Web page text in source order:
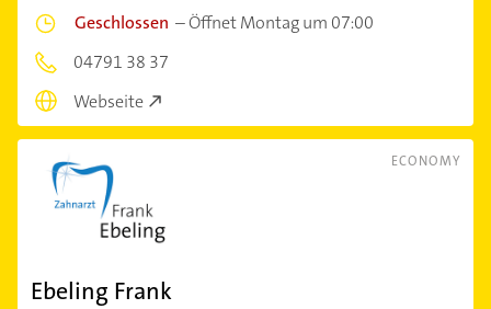
Geschlossen –Öffnet Montag um 07:00
04791 38 37
Webseite
ECONOMY
Ebeling Frank